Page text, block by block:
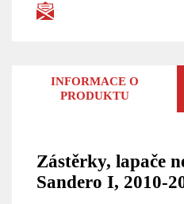
INFORMACE O
PRODUKTU
Zástěrky, lapače
Sandero I, 2010-